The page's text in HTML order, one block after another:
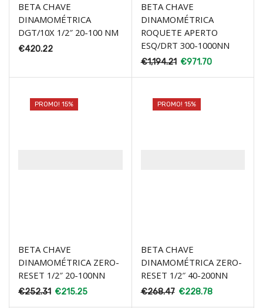
BETA CHAVE
DINAMOMÉTRICA
DGT/10X 1/2″ 20-100 NM
€420.22
BETA CHAVE
DINAMOMÉTRICA
ROQUETE APERTO
ESQ/DRT 300-1000NN
€1,194.21 €971.70
PROMO! 15%
BETA CHAVE
DINAMOMÉTRICA ZERO-
RESET 1/2″ 20-100NN
€252.31 €215.25
PROMO! 15%
BETA CHAVE
DINAMOMÉTRICA ZERO-
RESET 1/2″ 40-200NN
€268.47 €228.78